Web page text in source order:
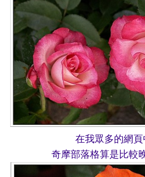
在我眾多的網頁
奇摩部落格算是比較